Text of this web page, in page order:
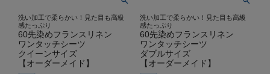
洗い加工で柔らかい！見た目も高級
感たっぷり
60先染めフランスリネン
ワンタッチシーツ
クイーンサイズ
【オーダーメイド】
洗い加工で柔らかい！見た目も高級
感たっぷり
60先染めフランスリネン
ワンタッチシーツ
ダブルサイズ
【オーダーメイド】